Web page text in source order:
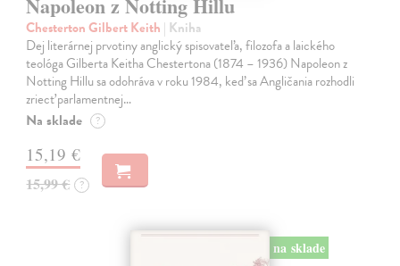
Napoleon z Notting Hillu
Chesterton Gilbert Keith | Kniha
Dej literárnej prvotiny anglický spisovateľa, filozofa a laického
teológa Gilberta Keitha Chestertona (1874 – 1936) Napoleon z
Notting Hillu sa odohráva v roku 1984, keď sa Angličania rozhodli
zriecť parlamentnej…
Na sklade ?
15,19 €
15,99 € ?
na sklade